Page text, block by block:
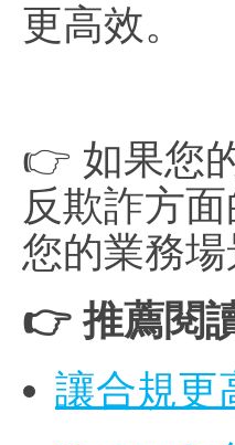
更高效。
👉 如果您
反欺詐方
您的業務場
👉推薦閱
讓合規更